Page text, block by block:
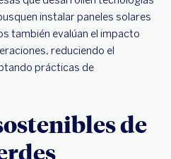
instalar paneles solares
también evalúan el impacto
reduciendo el
prácticas de
de